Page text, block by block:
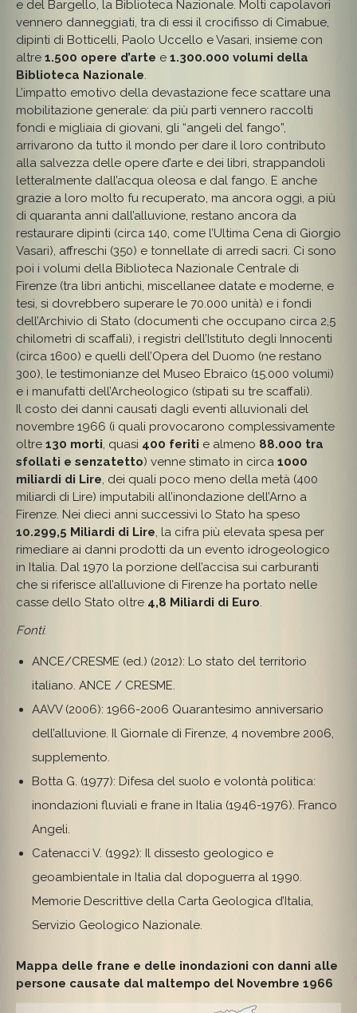
e del Bargello, la Biblioteca Nazionale. Molti capolavori
vennero danneggiati, tra di essi il crocifisso di Cimabue,
dipinti di Botticelli, Paolo Uccello e Vasari, insieme con
altre 1.500 opere d’arte e 1.300.000 volumi della
Biblioteca Nazionale.
L’impatto emotivo della devastazione fece scattare una
mobilitazione generale: da più parti vennero raccolti
fondi e migliaia di giovani, gli “angeli del fango”,
arrivarono da tutto il mondo per dare il loro contributo
alla salvezza delle opere d’arte e dei libri, strappandoli
letteralmente dall’acqua oleosa e dal fango. E anche
grazie a loro molto fu recuperato, ma ancora oggi, a più
di quaranta anni dall’alluvione, restano ancora da
restaurare dipinti (circa 140, come l’Ultima Cena di Giorgio
Vasari), affreschi (350) e tonnellate di arredi sacri. Ci sono
poi i volumi della Biblioteca Nazionale Centrale di
Firenze (tra libri antichi, miscellanee datate e moderne, e
tesi, si dovrebbero superare le 70.000 unità) e i fondi
dell’Archivio di Stato (documenti che occupano circa 2,5
chilometri di scaffali), i registri dell’Istituto degli Innocenti
(circa 1600) e quelli dell’Opera del Duomo (ne restano
300), le testimonianze del Museo Ebraico (15.000 volumi)
e i manufatti dell’Archeologico (stipati su tre scaffali).
Il costo dei danni causati dagli eventi alluvionali del
novembre 1966 (i quali provocarono complessivamente
oltre 130 morti, quasi 400 feriti e almeno 88.000 tra
sfollati e senzatetto) venne stimato in circa 1000
miliardi di Lire, dei quali poco meno della metà (400
miliardi di Lire) imputabili all’inondazione dell’Arno a
Firenze. Nei dieci anni successivi lo Stato ha speso
10.299,5 Miliardi di Lire, la cifra più elevata spesa per
rimediare ai danni prodotti da un evento idrogeologico
in Italia. Dal 1970 la porzione dell’accisa sui carburanti
che si riferisce all’alluvione di Firenze ha portato nelle
casse dello Stato oltre 4,8 Miliardi di Euro.
Fonti:
ANCE/CRESME (ed.) (2012): Lo stato del territorio
italiano. ANCE / CRESME.
AAVV (2006): 1966-2006 Quarantesimo anniversario
dell’alluvione. Il Giornale di Firenze, 4 novembre 2006,
supplemento.
Botta G. (1977): Difesa del suolo e volontà politica:
inondazioni fluviali e frane in Italia (1946-1976). Franco
Angeli.
Catenacci V. (1992): Il dissesto geologico e
geoambientale in Italia dal dopoguerra al 1990.
Memorie Descrittive della Carta Geologica d’Italia,
Servizio Geologico Nazionale.
Mappa delle frane e delle inondazioni con danni alle
persone causate dal maltempo del Novembre 1966